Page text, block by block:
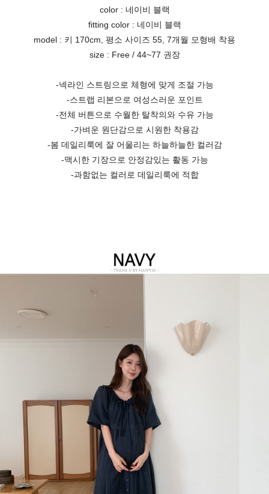
color : 네이비 블랙
fitting color : 네이비 블랙
model : 키 170cm, 평소 사이즈 55, 7개월 모형배 착용
size : Free / 44~77 권장
-넥라인 스트링으로 체형에 맞게 조절 가능
-스트랩 리본으로 여성스러운 포인트
-전체 버튼으로 수월한 탈착의와 수유 가능
-가벼운 원단감으로 시원한 착용감
-봄 데일리룩에 잘 어울리는 하늘하늘한 컬러감
-맥시한 기장으로 안정감있는 활동 가능
-과함없는 컬러로 데일리룩에 적합